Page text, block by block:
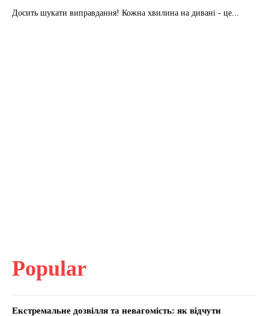
Досить шукати виправдання! Кожна хвилина на дивані - це...
Popular
Екстремальне дозвілля та невагомість: як відчути